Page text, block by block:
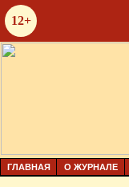
12+
ГЛАВНАЯ О ЖУРНАЛЕ